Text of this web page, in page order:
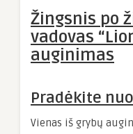
Žingsnis po
vadovas
auginimas
Pradėkite
Vienas iš grybų